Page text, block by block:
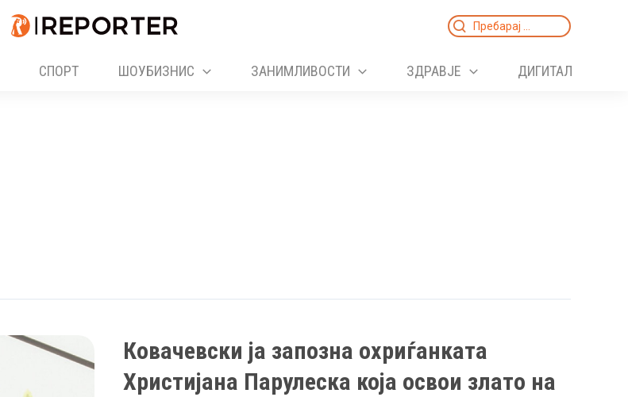
Search
СПОРТ ШОУБИЗНИС ЗАНИМЛИВОСТИ ЗДРАВЈЕ ДИГИТАЛ
Ковачевски ја запозна охриѓанката
Христијана Парулеска која освои злато на